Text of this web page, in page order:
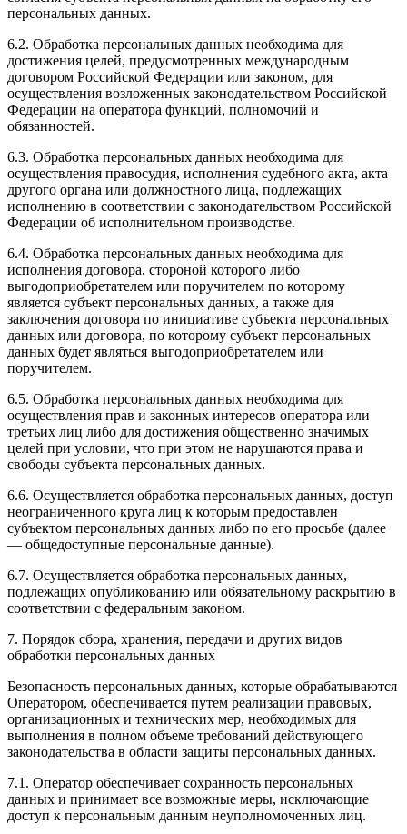
персональных данных.
6.2. Обработка персональных данных необходима для
достижения целей, предусмотренных международным
договором Российской Федерации или законом, для
осуществления возложенных законодательством Российской
Федерации на оператора функций, полномочий и
обязанностей.
6.3. Обработка персональных данных необходима для
осуществления правосудия, исполнения судебного акта, акта
другого органа или должностного лица, подлежащих
исполнению в соответствии с законодательством Российской
Федерации об исполнительном производстве.
6.4. Обработка персональных данных необходима для
исполнения договора, стороной которого либо
выгодоприобретателем или поручителем по которому
является субъект персональных данных, а также для
заключения договора по инициативе субъекта персональных
данных или договора, по которому субъект персональных
данных будет являться выгодоприобретателем или
поручителем.
6.5. Обработка персональных данных необходима для
осуществления прав и законных интересов оператора или
третьих лиц либо для достижения общественно значимых
целей при условии, что при этом не нарушаются права и
свободы субъекта персональных данных.
6.6. Осуществляется обработка персональных данных, доступ
неограниченного круга лиц к которым предоставлен
субъектом персональных данных либо по его просьбе (далее
— общедоступные персональные данные).
6.7. Осуществляется обработка персональных данных,
подлежащих опубликованию или обязательному раскрытию в
соответствии с федеральным законом.
7. Порядок сбора, хранения, передачи и других видов
обработки персональных данных
Безопасность персональных данных, которые обрабатываются
Оператором, обеспечивается путем реализации правовых,
организационных и технических мер, необходимых для
выполнения в полном объеме требований действующего
законодательства в области защиты персональных данных.
7.1. Оператор обеспечивает сохранность персональных
данных и принимает все возможные меры, исключающие
доступ к персональным данным неуполномоченных лиц.